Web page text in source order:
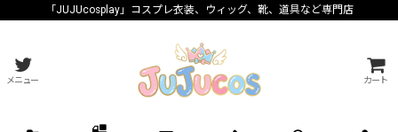
「JUJUcosplay」コスプレ衣装、ウィッグ、靴、道具など専門店
メニュー カート